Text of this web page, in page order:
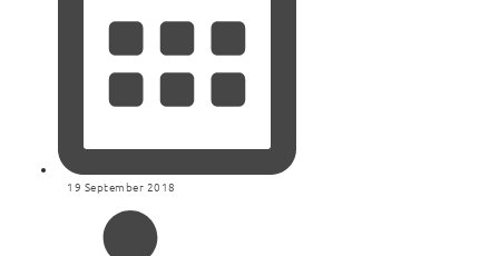
19 September 2018